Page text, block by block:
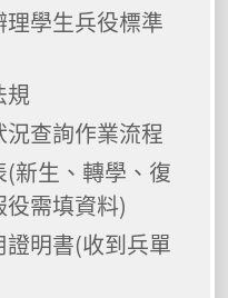
學生兵役標準
規
查詢作業流程
新生、轉學、復
需填資料)
明書(收到兵單